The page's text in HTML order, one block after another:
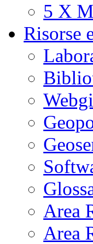
5 X
Risorse
Area
Area